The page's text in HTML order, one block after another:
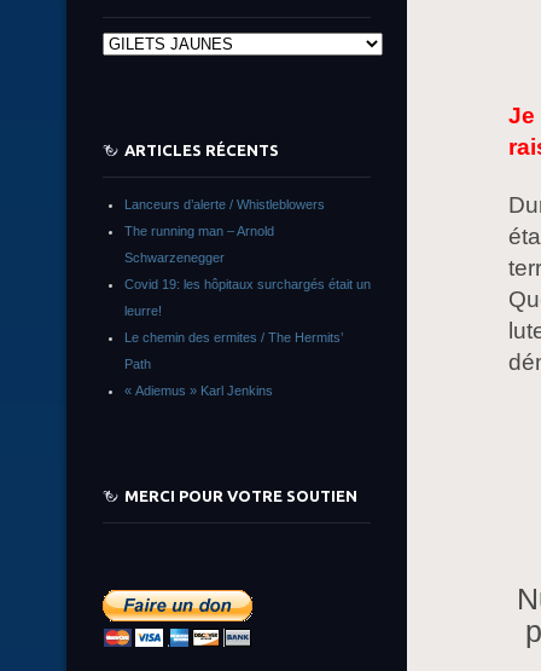
Je
Catégories
ARTICLES RÉCENTS
Lanceurs d’alerte / Whistleblowers
The running man – Arnold
Schwarzenegger
Covid 19: les hôpitaux surchargés était un
leurre!
Le chemin des ermites / The Hermits’
Path
« Adiemus » Karl Jenkins
MERCI POUR VOTRE SOUTIEN